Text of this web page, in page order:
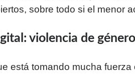
sobre todo si el menor
violencia de
está tomando mucha fuerza